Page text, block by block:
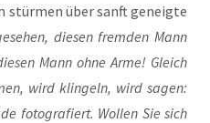
stür­men über sanft geneig­te
die­sen frem­den Mann
Mann ohne Arme! Gleich
wird klin­geln, wird sagen:
foto­gra­fiert. Wol­len Sie sich